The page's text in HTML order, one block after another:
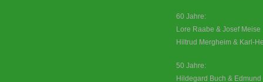
60 Jahre:
Lore Raabe & Josef Meise
Hiltrud Mergheim & Karl-
50 Jahre:
Hildegard Buch &